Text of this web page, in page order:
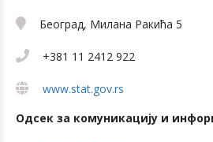
Београд, Милана Ракића 5
+381 11 2412 922
www.stat.gov.rs
Одсек за комуникацију и